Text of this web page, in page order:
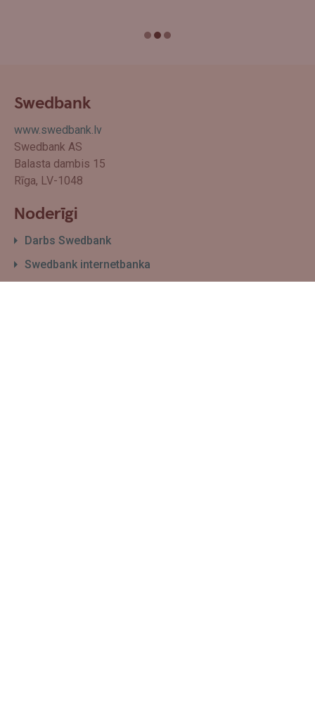
Swedbank
www.swedbank.lv
Swedbank AS
Balasta dambis 15
Rīga, LV-1048
Noderīgi
Darbs Swedbank
Swedbank internetbanka